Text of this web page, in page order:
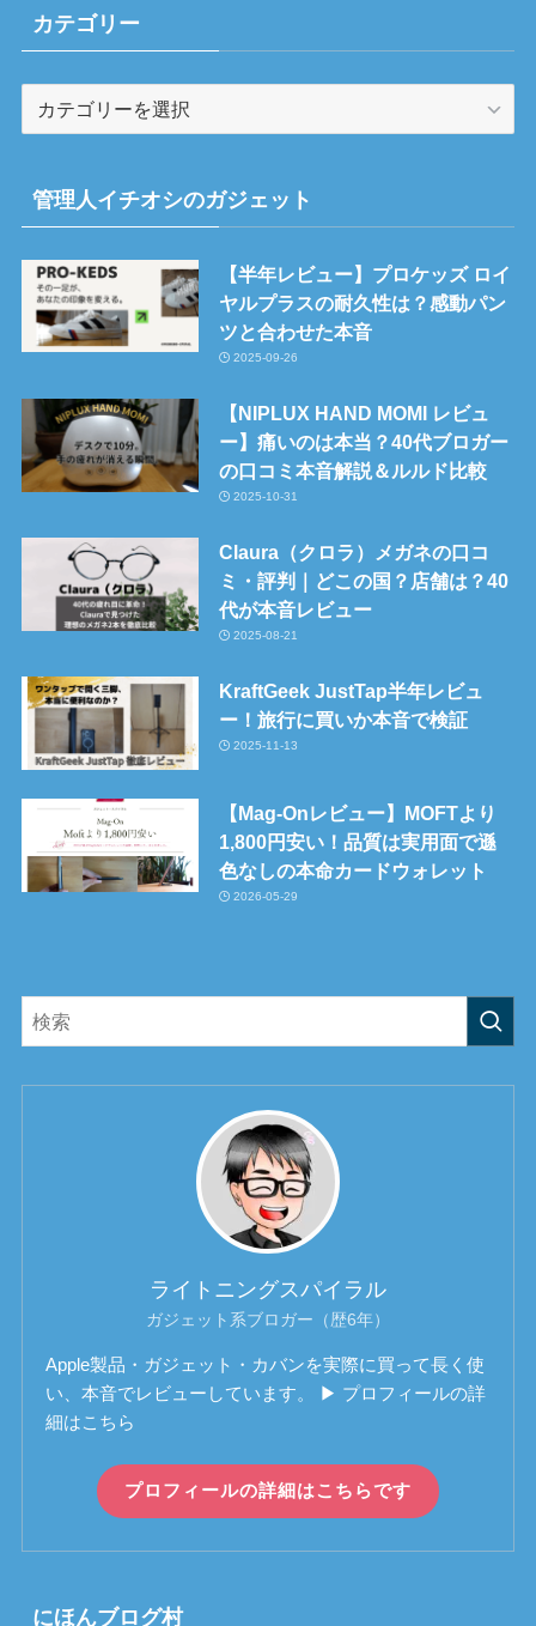
カテゴリー
リ
ー
管理人イチオシのガジェット
【半年レビュー】プロケッズ ロイ
ヤルプラスの耐久性は？感動パン
ツと合わせた本音
2025-09-26
【NIPLUX HAND MOMI レビュ
ー】痛いのは本当？40代ブロガー
の口コミ本音解説＆ルルド比較
2025-10-31
Claura（クロラ）メガネの口コ
ミ・評判｜どこの国？店舗は？40
代が本音レビュー
2025-08-21
KraftGeek JustTap半年レビュ
ー！旅行に買いか本音で検証
2025-11-13
【Mag-Onレビュー】MOFTより
1,800円安い！品質は実用面で遜
色なしの本命カードウォレット
2026-05-29
ライトニングスパイラル
ガジェット系ブロガー（歴6年）
Apple製品・ガジェット・カバンを実際に買って長く使
い、本音でレビューしています。 ▶ プロフィールの詳
細はこちら
プロフィールの詳細はこちらです
にほんブログ村